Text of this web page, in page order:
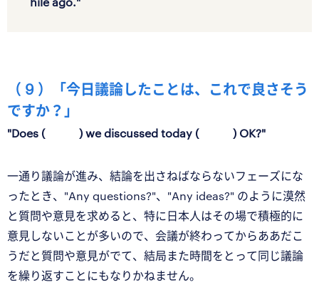
（ 9 ）「今日議論したことは、これで良さそう
ですか？」
"Does ( ) we discussed today ( ) OK?"
一通り議論が進み、結論を出さねばならないフェーズにな
ったとき、"Any questions?"、"Any ideas?" のように漠然
と質問や意見を求めると、特に日本人はその場で積極的に
意見しないことが多いので、会議が終わってからああだこ
うだと質問や意見がでて、結局また時間をとって同じ議論
を繰り返すことにもなりかねません。